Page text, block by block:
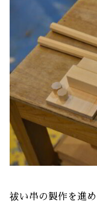
祓い串の製作を進め